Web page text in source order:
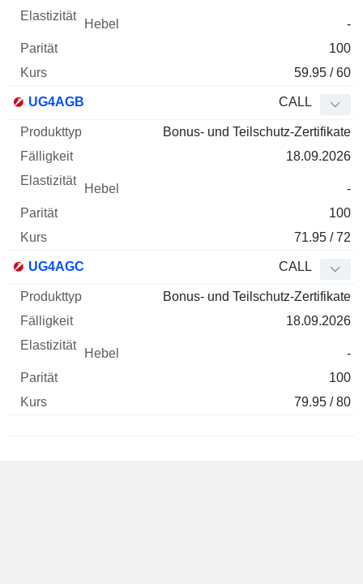
-
100
59.95 / 60
UG4AGB CALL
Bonus- und Teilschutz-Zertifikate
18.09.2026
-
100
71.95 / 72
UG4AGC CALL
Bonus- und Teilschutz-Zertifikate
18.09.2026
-
100
79.95 / 80